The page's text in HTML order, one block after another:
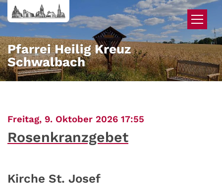
Zum Inhalt springen
Pfarrei Heilig Kreuz
Schwalbach
Freitag, 9. Oktober 2026 17:55
Rosenkranzgebet
Kirche St. Josef